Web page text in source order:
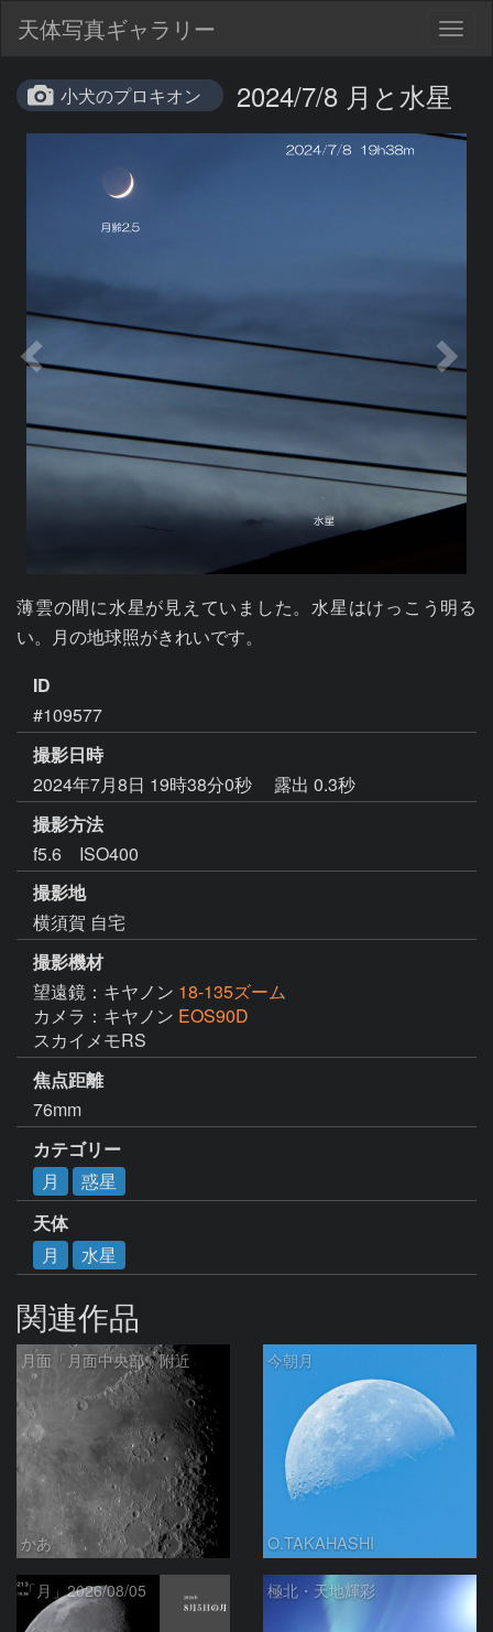
天体写真ギャラリー
小犬のプロキオン 2024/7/8 月と水星
薄雲の間に水星が見えていました。水星はけっこう明る
い。月の地球照がきれいです。
ID
#109577
撮影日時
2024年7月8日 19時38分0秒
露出 0.3秒
撮影方法
f5.6 ISO400
撮影地
横須賀 自宅
撮影機材
望遠鏡：キヤノン 18-135ズーム
カメラ：キヤノン EOS90D
スカイメモRS
焦点距離
76mm
カテゴリー
月
惑星
天体
月
水星
関連作品
月面「月面中央部」附近
かあ
今朝月
O.TAKAHASHI
「月」2026/08/05 極北・天地輝彩